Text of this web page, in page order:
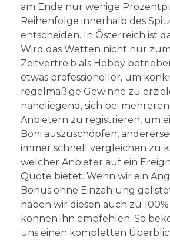
am Ende nur wenige
Reihenfolge innerhalb des
entscheiden. In Österreich ist
Wird das Wetten nicht nur
Zeitvertreib als Hobby
etwas professioneller, um
regelmäßige Gewinne zu
naheliegend, sich bei
Anbietern zu registrieren, um
Boni auszuschöpfen,
immer schnell vergleichen zu
welcher Anbieter auf ein
Quote bietet. Wenn wir ein
Bonus ohne Einzahlung
haben wir diesen auch zu
können ihn empfehlen. So
uns einen kompletten